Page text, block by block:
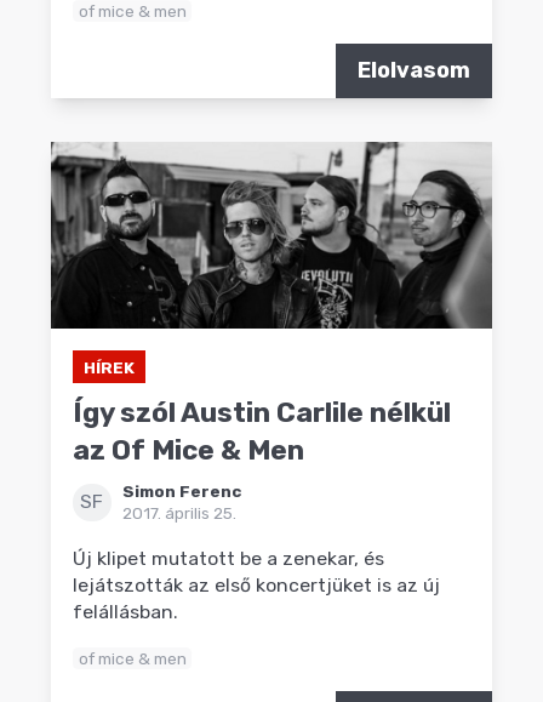
of mice & men
Elolvasom
HÍREK
Így szól Austin Carlile nélkül
az Of Mice & Men
SF
Simon Ferenc
2017. április 25.
Új klipet mutatott be a zenekar, és
lejátszották az első koncertjüket is az új
felállásban.
of mice & men